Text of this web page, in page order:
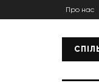
Про нас